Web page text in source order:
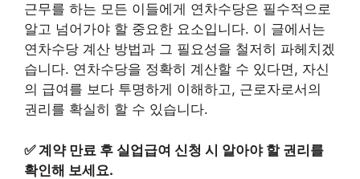
근무를 하는 모든 이들에게 연차수당은 필수적으로
알고 넘어가야 할 중요한 요소입니다. 이 글에서는
연차수당 계산 방법과 그 필요성을 철저히 파헤치겠
습니다. 연차수당을 정확히 계산할 수 있다면, 자신
의 급여를 보다 투명하게 이해하고, 근로자로서의
권리를 확실히 할 수 있습니다.
✅계약 만료 후 실업급여 신청 시 알아야 할 권리를
확인해 보세요.